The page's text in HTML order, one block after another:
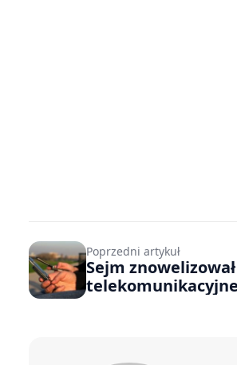
Poprzedni artykuł
Sejm
telekomunikacyjne